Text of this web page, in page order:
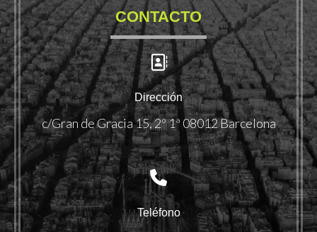
CONTACTO
Dirección
c/Gran de Gracia 15, 2º 1ª 08012 Barcelona
Teléfono